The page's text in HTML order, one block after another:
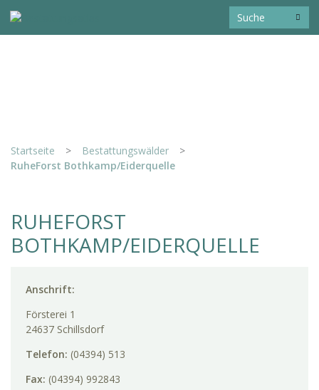
Startseite > Bestattungswälder
>
RuheForst Bothkamp/Eiderquelle
RUHEFORST
BOTHKAMP/EIDERQUELLE
Anschrift:
Försterei 1
24637 Schillsdorf
Telefon: (04394) 513
Fax: (04394) 992843